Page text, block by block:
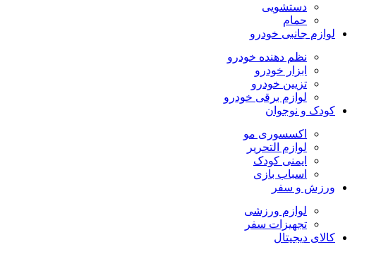
دستشویی
حمام
لوازم جانبی خودرو
نظم دهنده خودرو
ابزار خودرو
تزیین خودرو
لوازم برقی خودرو
کودک و نوجوان
اکسسوری مو
لوازم التحریر
ایمنی کودک
اسباب بازی
ورزش و سفر
لوازم ورزشی
تجهیزات سفر
کالای دیجیتال